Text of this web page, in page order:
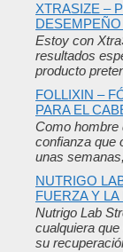
XTRASIZE –
Estoy con
resultados
producto
FOLLIXIN –
PARA EL
Como hombre
confianza que
unas
NUTRIGO
FUERZA Y
Nutrigo Lab
cualquiera
su